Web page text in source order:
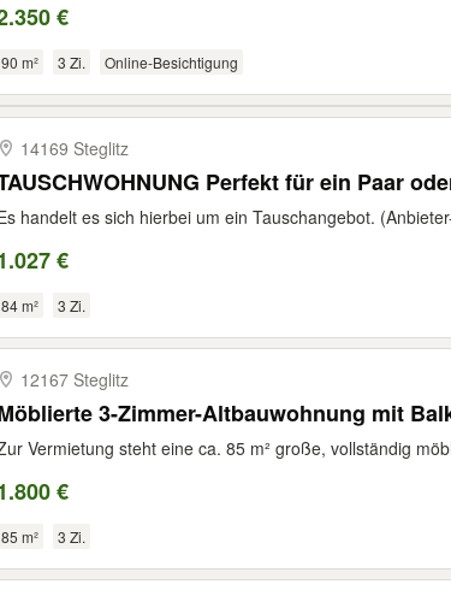
€
90 m² 3 Zi. Online-Besichtigung
14169 Steglitz
Perfekt für ein Paar
handelt es sich hierbei um ein Tauschangebot.
€
84 m² 3 Zi.
12167 Steglitz
3-Zimmer-Altbauwohnung mit
Vermietung steht eine ca. 85 m² große, vollständig
€
85 m² 3 Zi.